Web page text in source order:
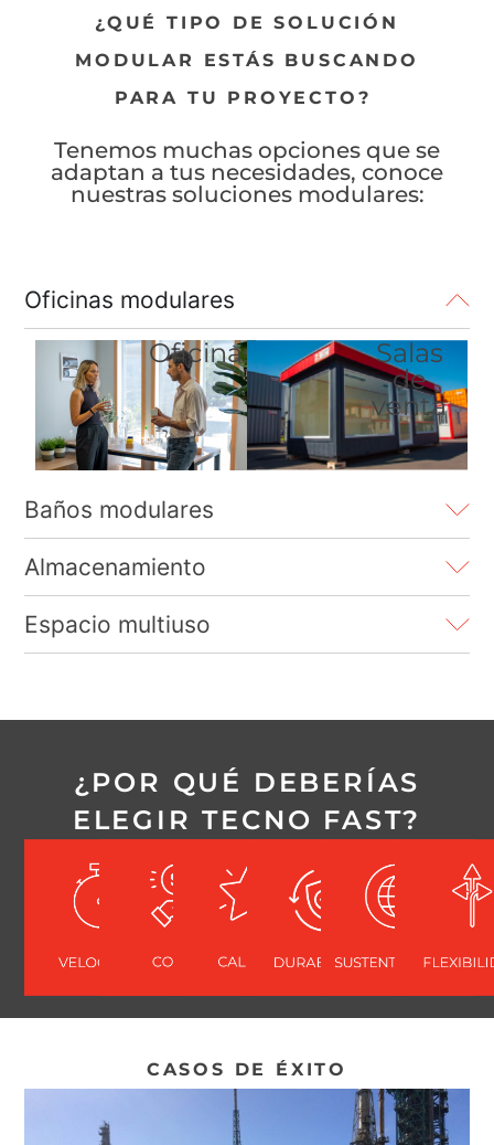
¿QUÉ TIPO DE SOLUCIÓN
MODULAR ESTÁS BUSCANDO
PARA TU PROYECTO?
Tenemos muchas opciones que se
adaptan a tus necesidades, conoce
nuestras soluciones modulares:
Oficinas modulares
Oficinas
Salas
de
venta
Baños modulares
Almacenamiento
Espacio multiuso
¿POR QUÉ DEBERÍAS
ELEGIR TECNO FAST?
CASOS DE ÉXITO